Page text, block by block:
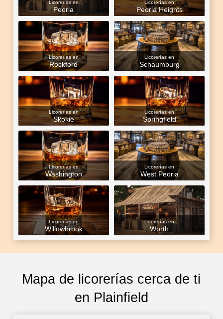
Licorerías en
Peoria
Licorerías en
Peoria Heights
Licorerías en
Rockford
Licorerías en
Schaumburg
Licorerías en
Skokie
Licorerías en
Springfield
Licorerías en
Washington
Licorerías en
West Peoria
Licorerías en
Willowbrook
Licorerías en
Worth
Mapa de licorerías cerca de ti
en Plainfield